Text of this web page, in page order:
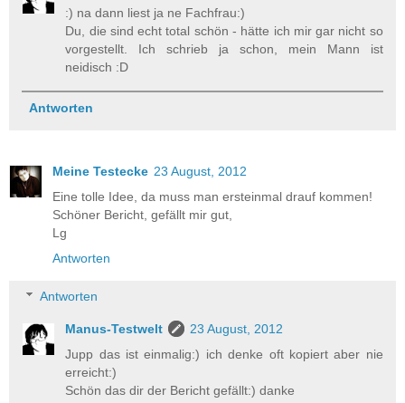
:) na dann liest ja ne Fachfrau:)
Du, die sind echt total schön - hätte ich mir gar nicht so
vorgestellt. Ich schrieb ja schon, mein Mann ist
neidisch :D
Antworten
Meine Testecke 23 August, 2012
Eine tolle Idee, da muss man ersteinmal drauf kommen!
Schöner Bericht, gefällt mir gut,
Lg
Antworten
Antworten
Manus-Testwelt
23 August, 2012
Jupp das ist einmalig:) ich denke oft kopiert aber nie
erreicht:)
Schön das dir der Bericht gefällt:) danke